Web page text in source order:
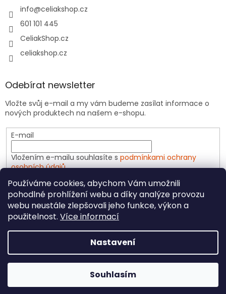
Používáme cookies, abychom Vám umožnili
pohodlné prohlížení webu a díky analýze provozu
webu neustále zlepšovali jeho funkce, výkon a
použitelnost. Více informací
Nastavení
Souhlasím
info@celiakshop.cz
601 101 445
CeliakShop.cz
celiakshop.cz
Odebírat newsletter
Vložte svůj e-mail a my vám budeme zasílat informace o
nových produktech na našem e-shopu.
E-mail
Vložením e-mailu souhlasíte s podmínkami ochrany
osobních údajů
PŘIHLÁSIT SE
Copyright 2026CeliakShop.cz. Všechna práva
vyhrazena.